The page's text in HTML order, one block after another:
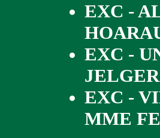
EXC -
EXC -
JELGER
EXC -
MME